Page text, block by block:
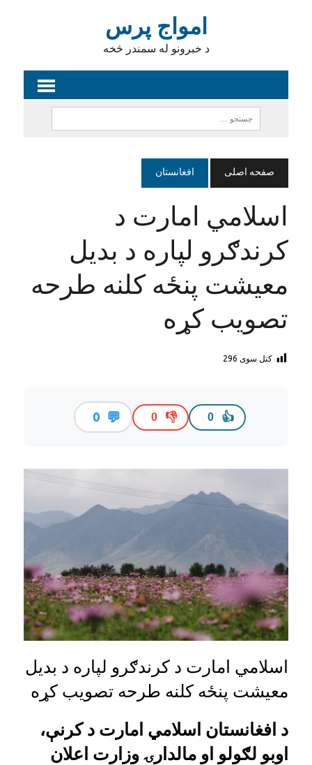
امواج پرس
د خبرونو له سمندر څخه
صفحه اصلی افغانستان
اسلامي امارت د
کرندګرو لپاره د بدیل
معیشت پنځه کلنه طرحه
تصویب کړه
کتل سوی 296
👍
0
👎
0
💬
0
اسلامي امارت د کرندګرو لپاره د بدیل
معیشت پنځه کلنه طرحه تصویب کړه
د افغانستان اسلامي امارت د کرنې،
اوبو لګولو او مالدارۍ وزارت اعلان